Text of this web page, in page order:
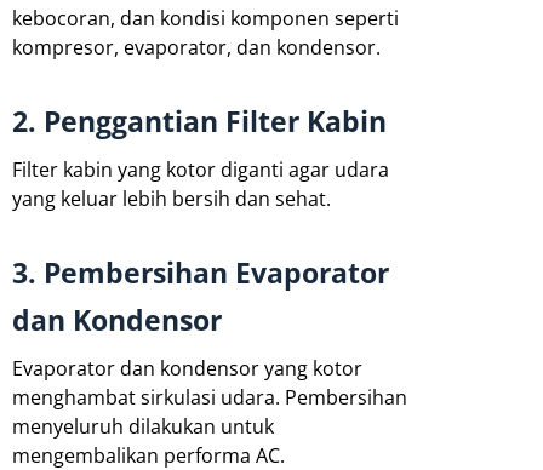
kebocoran, dan kondisi komponen seperti
kompresor, evaporator, dan kondensor.
2. Penggantian Filter Kabin
Filter kabin yang kotor diganti agar udara
yang keluar lebih bersih dan sehat.
3. Pembersihan Evaporator
dan Kondensor
Evaporator dan kondensor yang kotor
menghambat sirkulasi udara. Pembersihan
menyeluruh dilakukan untuk
mengembalikan performa AC.